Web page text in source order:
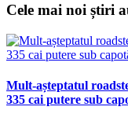
Cele mai noi știri
Mult-așteptatul
335 cai putere sub